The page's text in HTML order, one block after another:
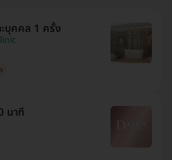
บุคคล 1 ครั้ง
นาที